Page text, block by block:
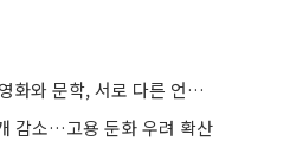
김유태 기자의 '밤과 책'…영화와 문학, 서로 다른 언어를 읽다
감소…고용 둔화 우려 확산